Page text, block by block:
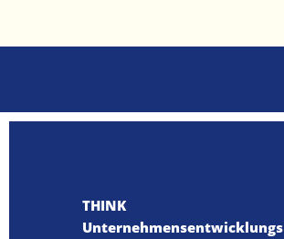
THINK
Unternehmensentwicklungs